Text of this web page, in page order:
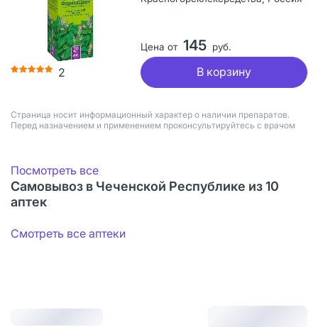
2
Цена от 145 руб.
В корзину
Страница носит информационный характер о наличии препаратов.
Перед назначением и применением проконсультируйтесь с врачом
Посмотреть все
Самовывоз в Чеченской Республике из 10
аптек
Смотреть все аптеки